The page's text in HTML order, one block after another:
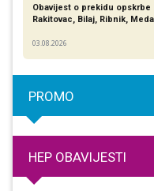
Obavijest o prekidu
Rakitovac, Bilaj, Ribnik,
03.08.2026
PROMO
HEP OBAVIJESTI